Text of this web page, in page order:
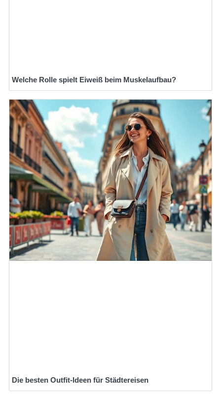
Welche Rolle spielt Eiweiß beim Muskelaufbau?
Die besten Outfit-Ideen für Städtereisen